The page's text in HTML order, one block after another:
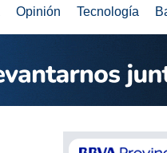
Opinión Tecnología